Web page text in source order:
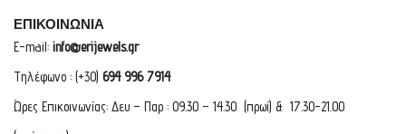
ΕΠΙΚΟΙΝΩΝΙΑ
E-mail: info@erijewels.gr
Τηλέφωνο : (+30) 694 996 7914
Ώρες Επικοινωνίας: Δευ – Παρ : 09.30 – 14.30 (πρωί) & 17.30-21.00